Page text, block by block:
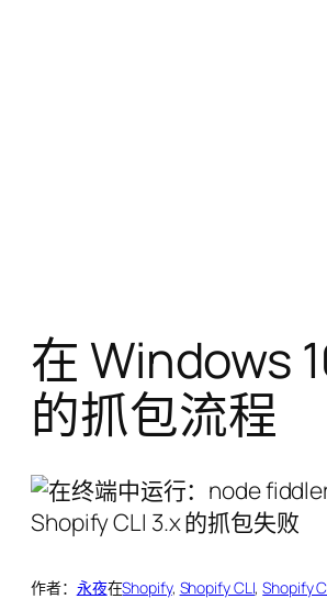
在 Windows
的抓包流程
作者： 永夜在Shopify, Shopify CLI, Shopify